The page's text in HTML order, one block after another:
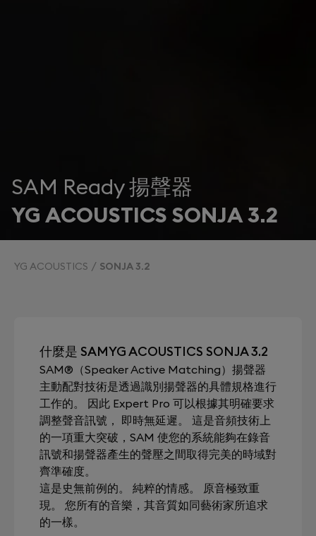
SAM Ready 揚聲器
YG ACOUSTICS SONJA 3.2
YG ACOUSTICS SONJA 3.2
什麼是 SAMYG ACOUSTICS SONJA 3.2
SAM®（Speaker Active Matching）揚聲器
主動配對技術是透過識別揚聲器的具體規格進行
工作的。 因此 Expert Pro 可以根據其明確要求
調整聲音訊號， 即時無延遲。 這是音頻技術上
的一項重大突破，SAM 使您的系統能夠在錄音
訊號和揚聲器產生的聲壓之間取得完美的時域對
齊準確度。
這是史無前例的。 純粹的情感。 原音極致重
現。 您所有的音樂，其音質如同藝術家所追求
的一樣。